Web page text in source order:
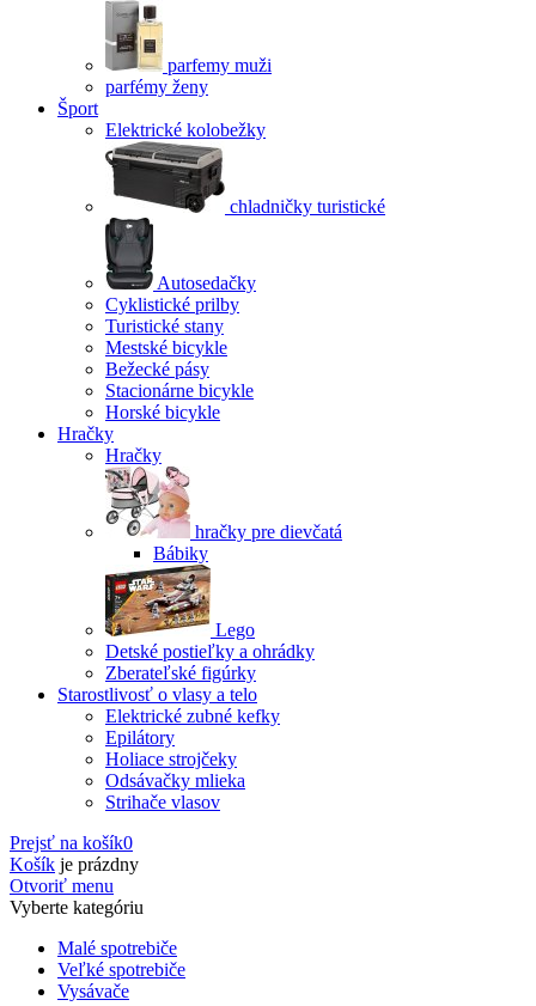
parfemy muži
parfémy ženy
Šport
Elektrické kolobežky
chladničky turistické
Autosedačky
Cyklistické prilby
Turistické stany
Mestské bicykle
Bežecké pásy
Stacionárne bicykle
Horské bicykle
Hračky
Hračky
hračky pre dievčatá
Bábiky
Lego
Detské postieľky a ohrádky
Zberateľské figúrky
Starostlivosť o vlasy a telo
Elektrické zubné kefky
Epilátory
Holiace strojčeky
Odsávačky mlieka
Strihače vlasov
Prejsť na košík0
Košík je prázdny
Otvoriť menu
Vyberte kategóriu
Malé spotrebiče
Veľké spotrebiče
Vysávače